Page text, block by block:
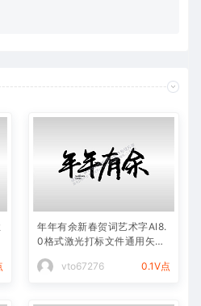
年年有余新春贺词艺术字AI8.
0格式激光打标文件通用矢量
vto67276
0.1V点